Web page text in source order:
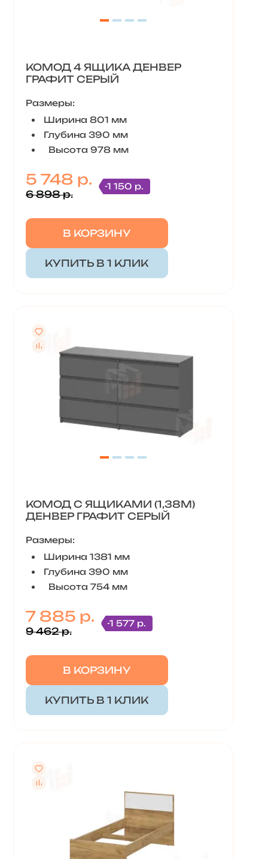
КОМОД 4 ЯЩИКА ДЕНВЕР
ГРАФИТ СЕРЫЙ
Размеры:
Ширина 801 мм
Глубина 390 мм
Высота 978 мм
5 748 р.
6 898 р.
-1 150 р.
В КОРЗИНУ
КУПИТЬ В 1 КЛИК
КОМОД С ЯЩИКАМИ (1,38М)
ДЕНВЕР ГРАФИТ СЕРЫЙ
Размеры:
Ширина 1381 мм
Глубина 390 мм
Высота 754 мм
7 885 р.
9 462 р.
-1 577 р.
В КОРЗИНУ
КУПИТЬ В 1 КЛИК